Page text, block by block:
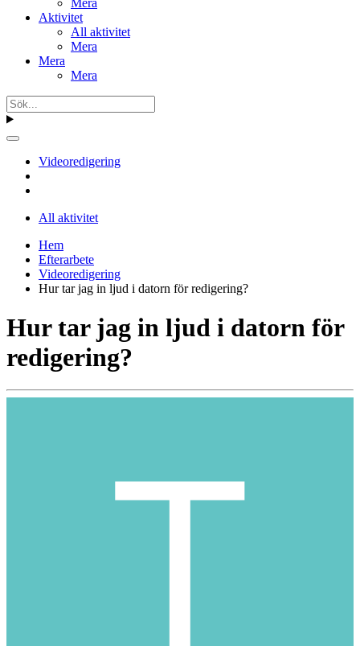
Aktivitet
All aktivitet
Mera
Mera
Mera
Videoredigering
All aktivitet
Hem
Efterarbete
Videoredigering
Hur tar jag in ljud i datorn för redigering?
Hur tar jag in ljud i datorn för
redigering?